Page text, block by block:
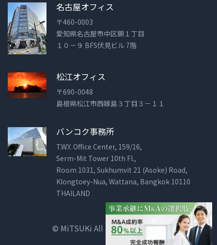
名古屋オフィス
〒460-0003
愛知県名古屋市中区錦１丁目
１０－９ BFS伏見ビル 7階
松江オフィス
〒690-0048
島根県松江市西嫁島３丁目３－１１
バンコク事務所
T.W.Y. Office Center, 159/16,
Serm-Mit Tower 10th Fl.,
Room 1031, Sukhumvit 21 (Asoke) Road,
Klongtoey-Nua, Wattana, Bangkok 10110
THAILAND
© MiTSUKi All Rights Reserved.